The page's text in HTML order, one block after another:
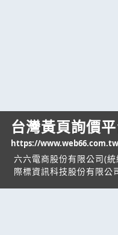
台灣黃頁詢價
https://www.web66.com.tw
六六電商股份有限公司(
際標資訊科技股份有限